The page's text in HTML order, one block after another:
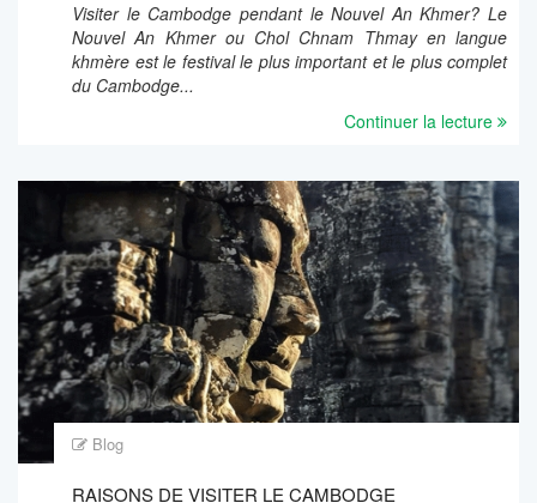
Visiter le Cambodge pendant le Nouvel An Khmer? Le
Nouvel An Khmer ou Chol Chnam Thmay en langue
khmère est le festival le plus important et le plus complet
du Cambodge...
Continuer la lecture
Blog
RAISONS DE VISITER LE CAMBODGE